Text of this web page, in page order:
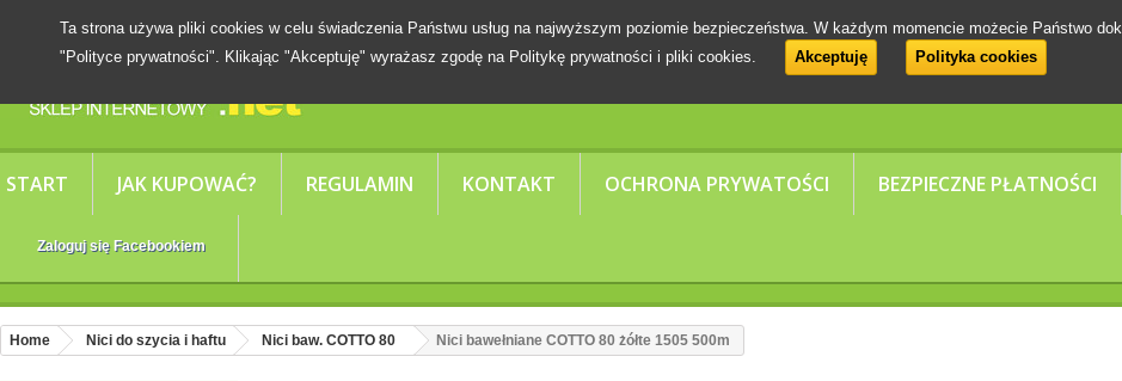
START JAK KUPOWAĆ? REGULAMIN KONTAKT OCHRONA PRYWATOŚCI BEZPIECZNE PŁATNOŚCI
Zaloguj się Facebookiem
Ta strona używa pliki cookies w celu świadczenia Państwu usług na najwyższym poziomie bezpieczeństwa. W każdym momencie możecie Państwo
"Polityce prywatności". Klikając "Akceptuję" wyrażasz zgodę na Politykę prywatności i pliki cookies.
Akceptuję Polityka cookies
Home Nici do szycia i haftu Nici baw. COTTO 80 Nici bawełniane COTTO 80 żółte 1505 500m